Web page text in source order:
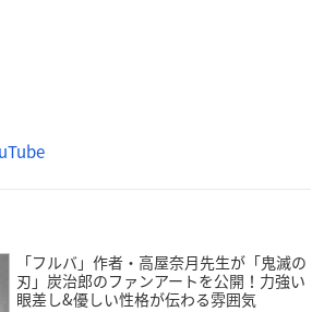
「フルバ」作者・高屋奈月先生が「鬼滅の
刃」炭治郎のファンアートを公開！力強い
眼差し&優しい性格が伝わる雰囲気